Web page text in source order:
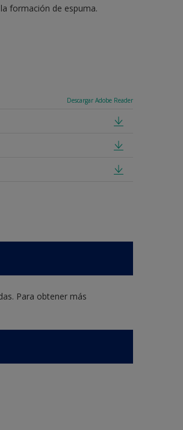
formación de espuma.
Descargar Adobe Reader
Para obtener más